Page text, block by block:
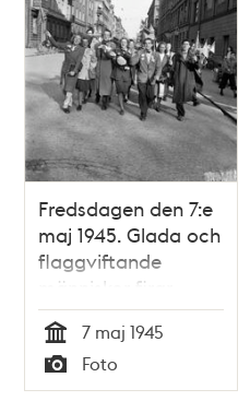
Fredsdagen den 7:e
maj 1945. Glada och
flaggviftande
människor firar
freden längs
Kommendörsgatan.
Tid
7 maj 1945
Typ
Foto